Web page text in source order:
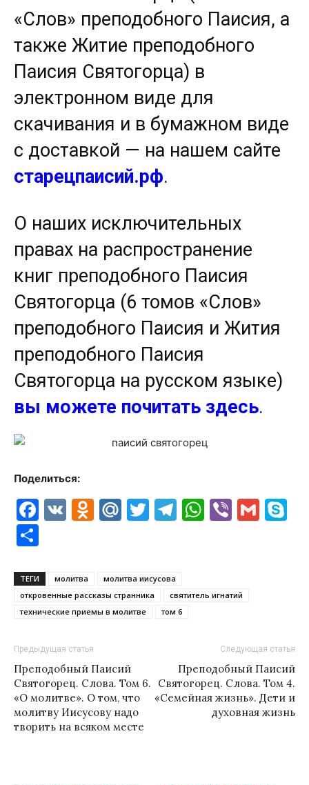
«Слов» преподобного Паисия, а
также Житие преподобного
Паисия Святогорца) в
электронном виде для
скачивания и в бумажном виде
с доставкой — на нашем сайте
старецпаисий.рф.
О наших исключительных
правах на распространение
книг преподобного Паисия
Святогорца (6 томов «Слов»
преподобного Паисия и Жития
преподобного Паисия
Святогорца на русском языке)
вы можете почитать здесь.
Поделиться:
Facebook
VK Odnoklassniki
Mail.Ru
Twitter
Telegram
Viber
ТЕГИ молитва
молитва иисусова
откровенные рассказы странника
святитель игнатий
технические приемы в молитве
том 6
Предыдущая статья
Преподобный Паисий
Святогорец. Слова. Том 6.
«О молитве». О том, что
молитву Иисусову надо
творить на всяком месте
Следующая статья
Преподобный Паисий
Святогорец. Слова. Том 4.
«Семейная жизнь». Дети и
духовная жизнь